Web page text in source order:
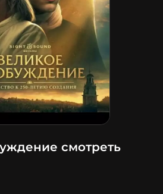
смотреть